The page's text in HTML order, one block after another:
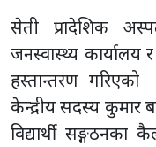
सेती प्रादेशिक
जनस्वास्थ्य कार्यालय
हस्तान्तरण गरिएको
केन्द्रीय सदस्य कुमार
विद्यार्थी